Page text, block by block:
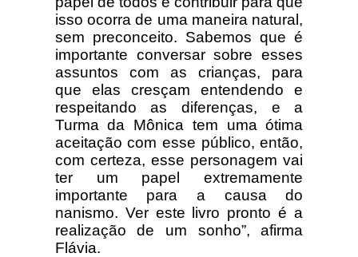
isso ocorra de uma maneira natural,
sem preconceito. Sabemos que é
importante conversar sobre esses
assuntos com as crianças, para
que elas cresçam entendendo e
respeitando as diferenças, e a
Turma da Mônica tem uma ótima
aceitação com esse público, então,
com certeza, esse personagem vai
ter um papel extremamente
importante para a causa do
nanismo. Ver este livro pronto é a
realização de um sonho”, afirma
Flávia.